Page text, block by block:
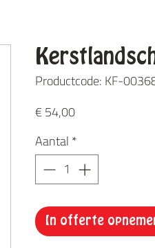
Productcode: KF-
€ 54,00Prijs
Aantal*
In offerte